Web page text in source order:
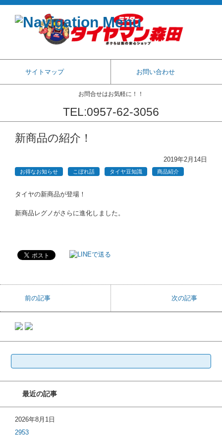
サイトマップ お問い合わせ
お問合せはお気軽に！！
TEL:0957-62-3056
コンテンツに移動
新商品の紹介！
2019年2月14日
お得なお知らせ こぼれ話 タイヤ豆知識 商品紹介
タイヤの新商品が登場！
新商品レグノがさらに進化しました。
前の記事 次の記事
索:
最近の記事
2026年8月1日
2953